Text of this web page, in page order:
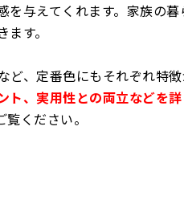
与えてくれます。家族の暮
す。
ど、定番色にもそれぞれ特
、実用性との両立などを詳
ください。